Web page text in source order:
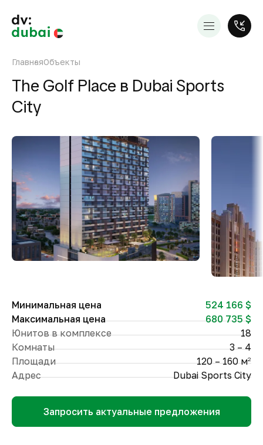
ГлавнаяОбъекты
The Golf Place в Dubai Sports
City
Минимальная цена
524 166 $
Максимальная цена
680 735 $
Юнитов в комплексе
18
Комнаты
3 – 4
Площади
120 – 160 м2
Адрес Dubai Sports City
Запросить актуальные предложения